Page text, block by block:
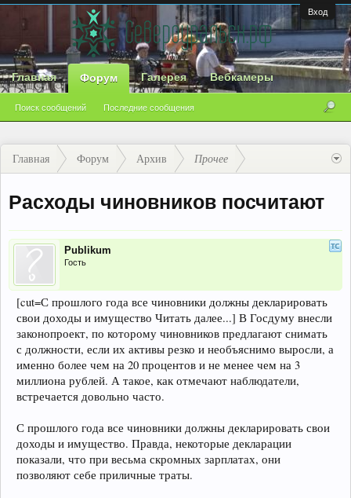
Вход
Главная Форум
Поиск сообщений Последние сообщения
Галерея Вебкамеры
Главная Форум Архив Прочее
Расходы чиновников посчитают
Publikum
Гость
[cut=С прошлого года все чиновники должны декларировать
свои доходы и имущество Читать далее...] В Госдуму внесли
законопроект, по которому чиновников предлагают снимать
с должности, если их активы резко и необъяснимо выросли, а
именно более чем на 20 процентов и не менее чем на 3
миллиона рублей. А такое, как отмечают наблюдатели,
встречается довольно часто.
С прошлого года все чиновники должны декларировать свои
доходы и имущество. Правда, некоторые декларации
показали, что при весьма скромных зарплатах, они
позволяют себе приличные траты.